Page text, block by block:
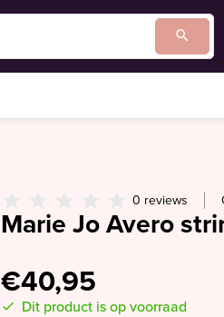
0 reviews
Marie Jo Avero
€40,95
Dit product is op voorraad